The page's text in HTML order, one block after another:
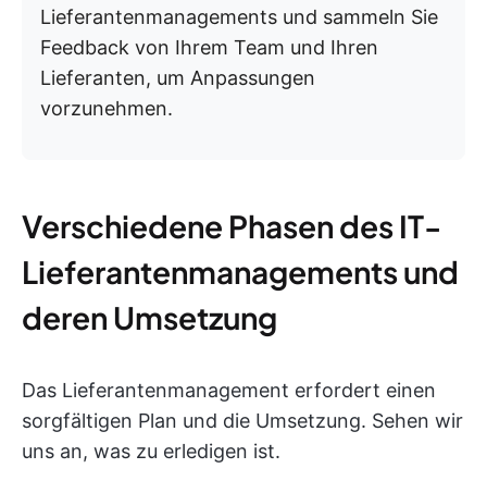
Lieferantenmanagements und sammeln Sie
Feedback von Ihrem Team und Ihren
Lieferanten, um Anpassungen
vorzunehmen.
Verschiedene Phasen des IT-
Lieferantenmanagements und
deren Umsetzung
Das Lieferantenmanagement erfordert einen
sorgfältigen Plan und die Umsetzung. Sehen wir
uns an, was zu erledigen ist.